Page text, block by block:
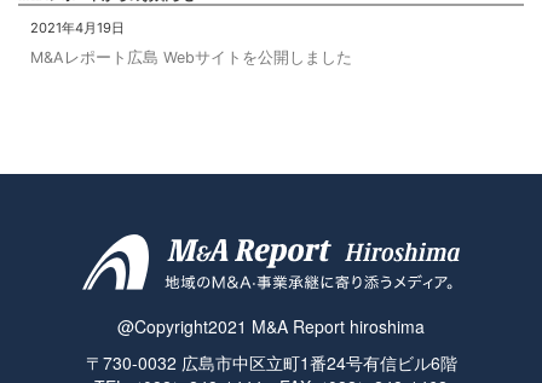
2021年4月19日
M&Aレポート広島 Webサイトを公開しました
@Copyright2021 M&A Report hiroshima
〒730-0032 広島市中区立町1番24号有信ビル6階